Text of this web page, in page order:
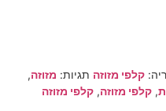
קלפי מזוזה תגיות: מזוזה,
, קלפי מזוזה, קלפי מזוזה